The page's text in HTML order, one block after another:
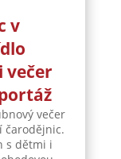
v
večer
večer
čarodějnic.
s dětmi i